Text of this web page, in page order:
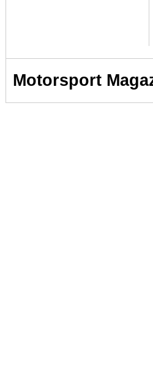
Motorsport